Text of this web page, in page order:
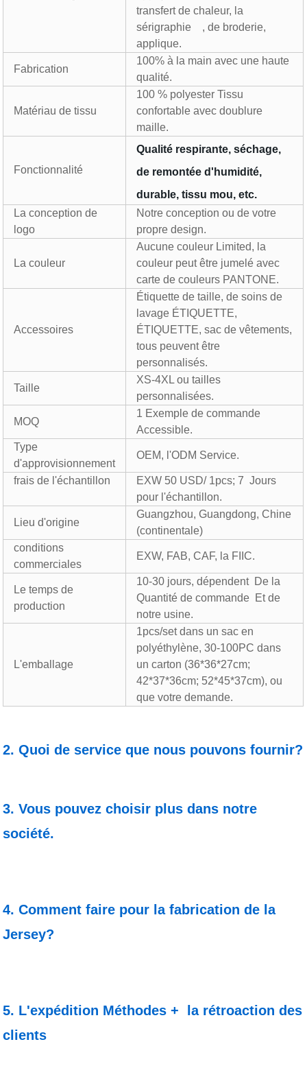
transfert de chaleur, la
sérigraphie
, de broderie,
applique.
Fabrication
100% à la main avec une haute
qualité.
Matériau de tissu
100 % polyester Tissu
confortable avec doublure
maille.
Fonctionnalité
Qualité respirante, séchage,
de remontée d'humidité,
durable, tissu mou, etc.
La conception de
logo
Notre conception ou de votre
propre design.
La couleur
Aucune couleur Limited, la
couleur peut être jumelé avec
carte de couleurs PANTONE.
Accessoires
Étiquette de taille, de soins de
lavage ÉTIQUETTE,
ÉTIQUETTE, sac de vêtements,
tous peuvent être
personnalisés.
Taille
XS-4XL ou tailles
personnalisées.
MOQ
1 Exemple de commande
Accessible.
Type
d'approvisionnement
OEM, l'ODM Service.
frais de l'échantillon
EXW 50 USD/ 1pcs; 7 Jours
pour l'échantillon.
Lieu d'origine
Guangzhou, Guangdong, Chine
(continentale)
conditions
commerciales
EXW, FAB, CAF, la FIIC.
Le temps de
production
10-30 jours, dépendent De la
Quantité de commande Et de
notre usine.
L'emballage
1pcs/set dans un sac en
polyéthylène, 30-100PC dans
un carton (36*36*27cm;
42*37*36cm; 52*45*37cm), ou
que votre demande.
2. Quoi de service que nous pouvons fournir?
3. Vous pouvez choisir plus dans notre
société.
4. Comment faire pour la fabrication de la
Jersey?
5. L'expédition Méthodes +
la rétroaction des
clients